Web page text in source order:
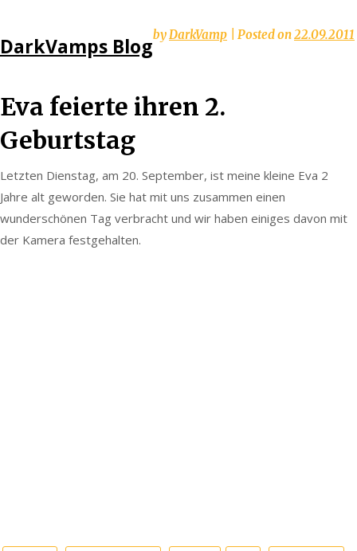
to
DarkVamps Blog
Eva feierte ihren 2.
Geburtstag
byDarkVamp Posted on22.09.2011
Letzten Dienstag, am 20. September, ist meine kleine Eva 2
Jahre alt geworden. Sie hat mit uns zusammen einen
wunderschönen Tag verbracht und wir haben einiges davon mit
der Kamera festgehalten.